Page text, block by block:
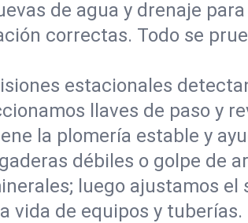
de agua y drenaje
correctas. Todo se
estacionales
llaves de paso y
la plomería estable y
débiles o golpe de
luego ajustamos
vida de equipos y tuberías.